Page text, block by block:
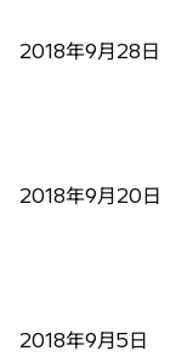
2018年9月28日
2018年9月20日
2018年9月5日